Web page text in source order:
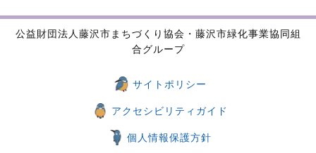
公益財団法人藤沢市まちづくり協会・藤沢市緑化事業協同組
合グループ
サイトポリシー
アクセシビリティガイド
個人情報保護方針